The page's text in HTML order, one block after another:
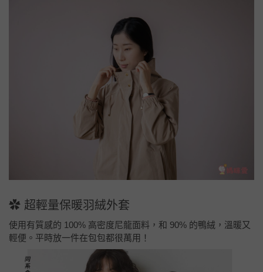
✿ 超輕量保暖羽絨外套
使用有質感的 100% 高密度尼龍面料，和 90% 的鴨絨，溫暖又
輕便。平時放一件在包包都很萬用！